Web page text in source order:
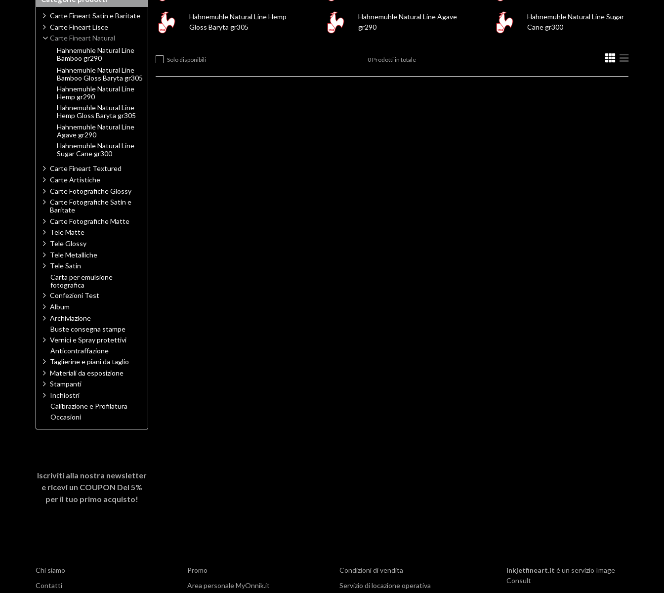
Hahnemuhle Natural Line Hemp
Gloss Baryta gr305
Hahnemuhle Natural Line Agave
gr290
Hahnemuhle Natural Line Sugar
Cane gr300
Solo disponibili 0 Prodotti in totale
Carte Fineart Satin e Baritate
Carte Fineart Lisce
Carte Fineart Natural
Hahnemuhle Natural Line
Bamboo gr290
Hahnemuhle Natural Line
Bamboo Gloss Baryta gr305
Hahnemuhle Natural Line
Hemp gr290
Hahnemuhle Natural Line
Hemp Gloss Baryta gr305
Hahnemuhle Natural Line
Agave gr290
Hahnemuhle Natural Line
Sugar Cane gr300
Carte Fineart Textured
Carte Artistiche
Carte Fotografiche Glossy
Carte Fotografiche Satin e
Baritate
Carte Fotografiche Matte
Tele Matte
Tele Glossy
Tele Metalliche
Tele Satin
Carta per emulsione
fotografica
Confezioni Test
Album
Archiviazione
Buste consegna stampe
Vernici e Spray protettivi
Anticontraffazione
Taglierine e piani da taglio
Materiali da esposizione
Stampanti
Inchiostri
Calibrazione e Profilatura
Occasioni
Iscriviti alla nostra newsletter
e ricevi un COUPON Del 5%
per il tuo primo acquisto!
Chi siamo
Contatti
Promo
Area personale MyOnnik.it
Condizioni di vendita
Servizio di locazione operativa
inkjetfineart.it è un servizio Image
Consult